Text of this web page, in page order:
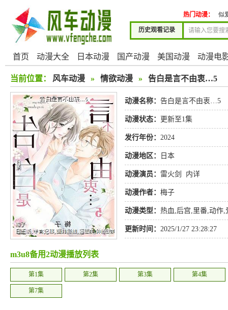
历史观看记录
热门动漫： 似
首页 动漫大全 日本动漫 国产动漫 美国动漫 动漫电
当前位置： 风车动漫 » 情欲动漫 » 告白是言不由衷…5
动漫名称： 告白是言不由衷…5
动漫状态： 更新至1集
发行年份： 2024
动漫地区： 日本
动漫演员： 雷火剑 内详
动漫作者： 梅子
动漫类型： 热血,后宫,里番,动作,
更新时间： 2025/1/27 23:28:27
m3u8备用2动漫播放列表
第1集 第2集 第3集 第4集
第7集